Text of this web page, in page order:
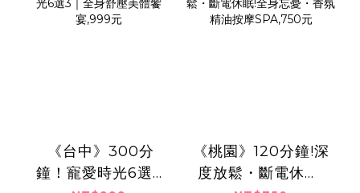
​​ ​《台中》300分
鐘！寵愛時光6選3
《桃園》120分鐘!深
度放鬆・斷電休眠!